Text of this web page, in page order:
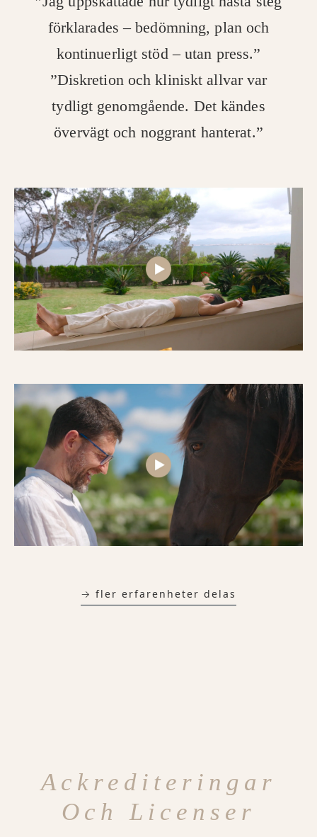
förklarades – bedömning, plan och
kontinuerligt stöd – utan press.”
”Diskretion och kliniskt allvar var
tydligt genomgående. Det kändes
övervägt och noggrant hanterat.”
→ fler erfarenheter delas
Ackrediteringar
Och Licenser